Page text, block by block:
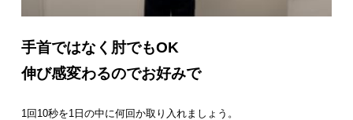
手首ではなく肘でもOK
伸び感変わるのでお好みで
1回10秒を1日の中に何回か取り入れましょう。